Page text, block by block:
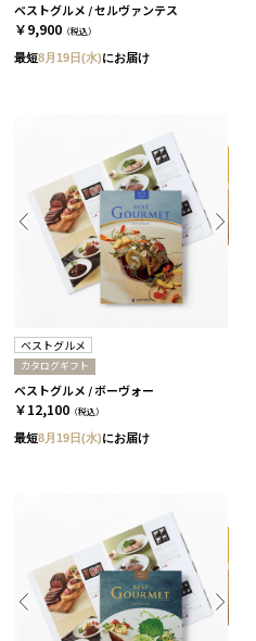
ベストグルメ / セルヴァンテス
￥9,900 （税込）
最短8月19日(水)にお届け
ベストグルメ
カタログギフト
ベストグルメ / ボーヴォー
￥12,100 （税込）
最短8月19日(水)にお届け